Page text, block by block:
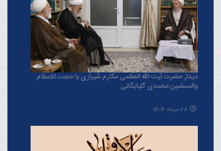
دیدار حضرت آیت الله العظمی مکارم شیرازی با حجت الاسلام
والمسلمین محمدی گلپایگانی
28 مرداد 1404